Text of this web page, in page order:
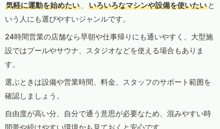
気軽に運動を始めたい 、 いろいろなマシンや設備を使いたい と
いう人にも選びやすいジャンルです。
24時間営業の店舗なら早朝や仕事帰りにも通いやすく、大型施
設ではプールやサウナ、スタジオなどを使える場合もありま
す。
選ぶときは設備や営業時間、料金、スタッフのサポート範囲を
確認しましょう。
自由度が高い分、自分で通う意思が必要なため、混みやすい時